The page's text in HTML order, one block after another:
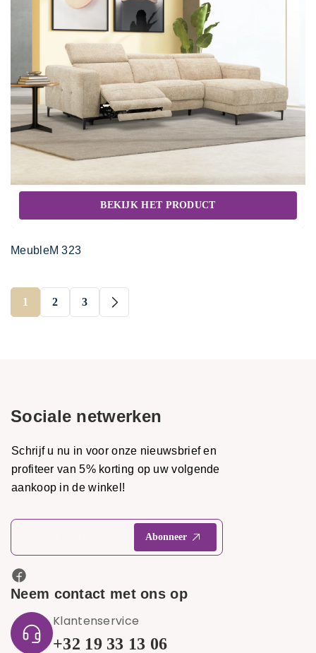
BEKIJK HET PRODUCT
MeubleM 323
1 2 3
Sociale netwerken
Schrijf u nu in voor onze nieuwsbrief en
profiteer van 5% korting op uw volgende
aankoop in de winkel!
Neem contact met ons op
Klantenservice
+32 19 33 13 06